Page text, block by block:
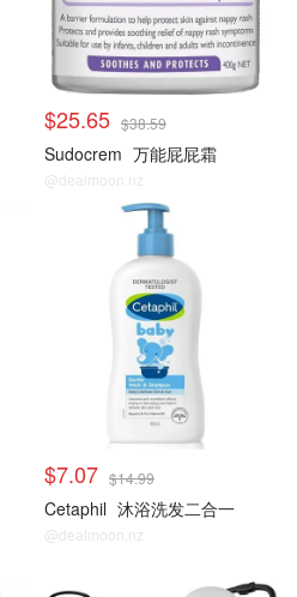
$25.65 $38.59
Sudocrem 万能屁屁霜
@dealmoon.nz
$7.07 $14.99
Cetaphil 沐浴洗发二合一
@dealmoon.nz